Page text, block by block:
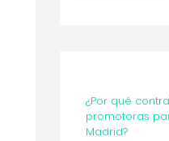
¿Por qué
promotoras
Madrid?